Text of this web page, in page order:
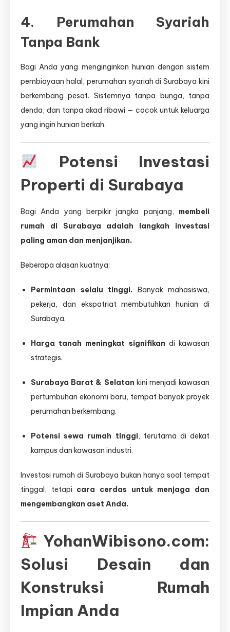
4. Perumahan Syariah
Tanpa Bank
Bagi Anda yang menginginkan hunian dengan sistem
pembiayaan halal, perumahan syariah di Surabaya kini
berkembang pesat. Sistemnya tanpa bunga, tanpa
denda, dan tanpa akad ribawi — cocok untuk keluarga
yang ingin hunian berkah.
Potensi Investasi
Properti di Surabaya
Bagi Anda yang berpikir jangka panjang, membeli
rumah di Surabaya adalah langkah investasi
paling aman dan menjanjikan.
Beberapa alasan kuatnya:
Permintaan selalu tinggi. Banyak mahasiswa,
pekerja, dan ekspatriat membutuhkan hunian di
Surabaya.
Harga tanah meningkat signifikan di kawasan
strategis.
Surabaya Barat & Selatan kini menjadi kawasan
pertumbuhan ekonomi baru, tempat banyak proyek
perumahan berkembang.
Potensi sewa rumah tinggi, terutama di dekat
kampus dan kawasan industri.
Investasi rumah di Surabaya bukan hanya soal tempat
tinggal, tetapi cara cerdas untuk menjaga dan
mengembangkan aset Anda.
YohanWibisono.com:
Solusi Desain dan
Konstruksi Rumah
Impian Anda